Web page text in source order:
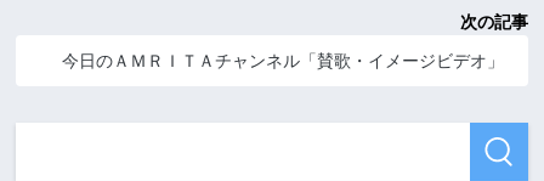
次の記事
今日のＡＭＲＩＴＡチャンネル「賛歌・イメージビデオ」